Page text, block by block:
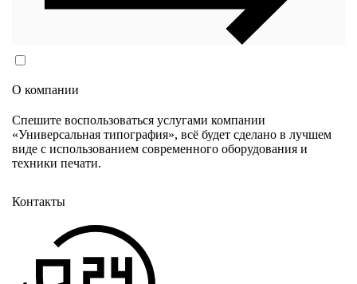
О компании
Спешите воспользоваться услугами компании
«Универсальная типография», всё будет сделано в лучшем
виде с использованием современного оборудования и
техники печати.
Контакты